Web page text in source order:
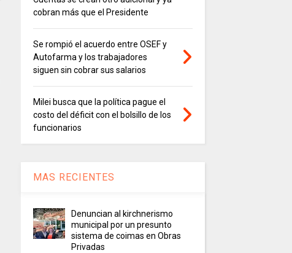
cobran más que el Presidente
Se rompió el acuerdo entre OSEF y
Autofarma y los trabajadores
siguen sin cobrar sus salarios
Milei busca que la política pague el
costo del déficit con el bolsillo de los
funcionarios
MAS RECIENTES
Denuncian al kirchnerismo
municipal por un presunto
sistema de coimas en Obras
Privadas